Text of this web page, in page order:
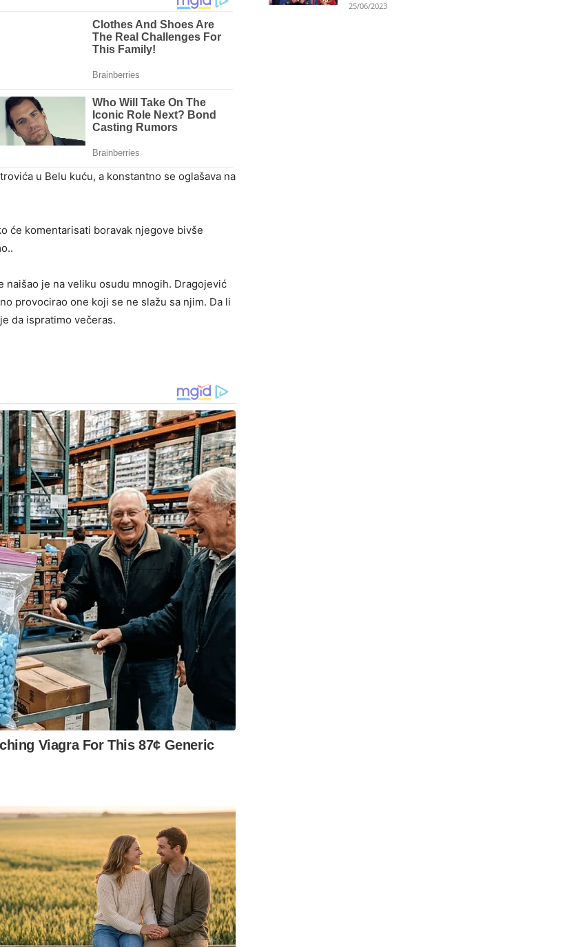
u Belu kuću, a konstantno se oglašava na
će komentarisati boravak njegove bivše
je na veliku osudu mnogih. Dragojević
provocirao one koji se ne slažu sa njim. Da li
da ispratimo večeras.
25/06/2023